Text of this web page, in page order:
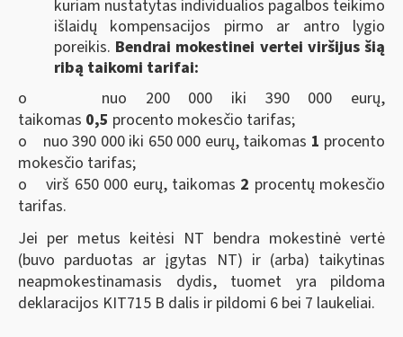
kuriam nustatytas individualios pagalbos teikimo
išlaidų kompensacijos pirmo ar antro lygio
poreikis. Bendrai mokestinei vertei viršijus šią
ribą taikomi tarifai:
o nuo 200 000 iki 390 000 eurų,
taikomas 0,5 procento mokesčio tarifas;
o nuo 390 000 iki 650 000 eurų, taikomas 1 procento
mokesčio tarifas;
o virš 650 000 eurų, taikomas 2 procentų mokesčio
tarifas.
Jei per metus keitėsi NT bendra mokestinė vertė
(buvo parduotas ar įgytas NT) ir (arba) taikytinas
neapmokestinamasis dydis, tuomet yra pildoma
deklaracijos KIT715 B dalis ir pildomi 6 bei 7 laukeliai.